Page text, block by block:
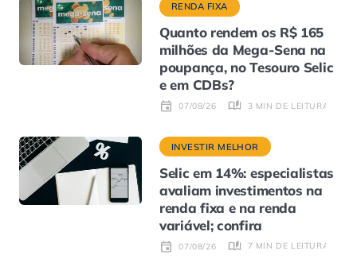
RENDA FIXA
Quanto rendem os R$ 165
milhões da Mega-Sena na
poupança, no Tesouro Selic
e em CDBs?
07/08/26 3 MIN DE LEITURA
INVESTIR MELHOR
Selic em 14%: especialistas
avaliam investimentos na
renda fixa e na renda
variável; confira
07/08/26 7 MIN DE LEITURA